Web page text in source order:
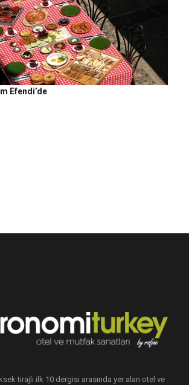
Efendi’de
tirajlı ilk 10 dergisi arasında yer alan otel ve